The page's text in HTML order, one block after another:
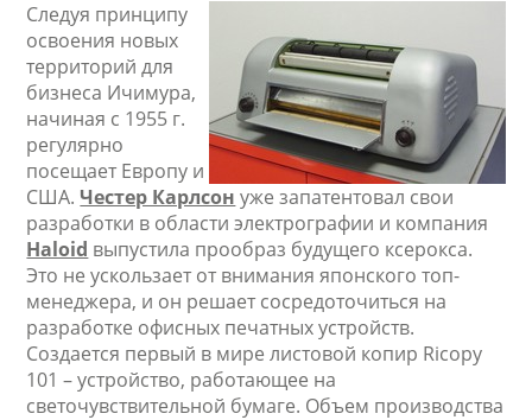
Следуя принципу
освоения новых
территорий для
бизнеса Ичимура,
начиная с 1955 г.
регулярно
посещает Европу и
США. Честер Карлсон уже запатентовал свои
разработки в области электрографии и компания
Haloid выпустила прообраз будущего ксерокса.
Это не ускользает от внимания японского топ-
менеджера, и он решает сосредоточиться на
разработке офисных печатных устройств.
Создается первый в мире листовой копир Ricopy
101 – устройство, работающее на
светочувствительной бумаге. Объем производства